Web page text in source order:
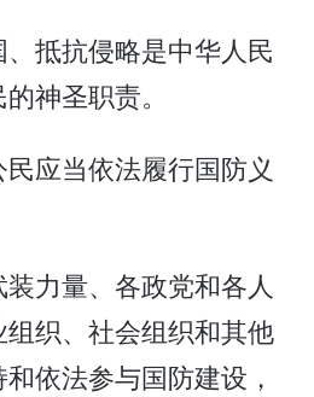
抵抗侵略是中华人民
神圣职责。
应当依法履行国防义
力量、各政党和各人
织、社会组织和其他
依法参与国防建设，